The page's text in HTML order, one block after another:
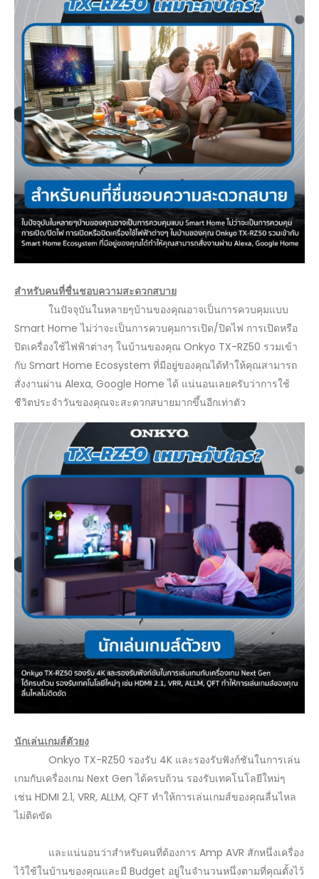
สำหรับคนที่ชื่นชอบความสะดวกสบาย
ในปัจจุบันในหลายๆบ้านของคุณอาจเป็นการควบคุมแบบ
Smart Home ไม่ว่าจะเป็นการควบคุมการเปิด/ปิดไฟ การเปิดหรือ
ปิดเครื่องใช้ไฟฟ้าต่างๆ ในบ้านของคุณ Onkyo TX-RZ50 รวมเข้า
กับ Smart Home Ecosystem ที่มีอยู่ของคุณได้ทำให้คุณสามารถ
สั่งงานผ่าน Alexa, Google Home ได้ แน่นอนเลยครับว่าการใช้
ชีวิตประจำวันของคุณจะสะดวกสบายมากขึ้นอีกเท่าตัว
นักเล่นเกมส์ตัวยง
Onkyo TX-RZ50 รองรับ 4K และรองรับฟังก์ชันในการเล่น
เกมกับเครื่องเกม Next Gen ได้ครบถ้วน รองรับเทคโนโลยีใหม่ๆ
เช่น HDMI 2.1, VRR, ALLM, QFT ทำให้การเล่นเกมส์ของคุณลื่นไหล
ไม่ติดขัด
และแน่นอนว่าสำหรับคนที่ต้องการ Amp AVR สักหนึ่งเครื่อง
ไว้ใช้ในบ้านของคุณและมี Budget อยู่ในจำนวนหนึ่งตามที่คุณตั้งไว้